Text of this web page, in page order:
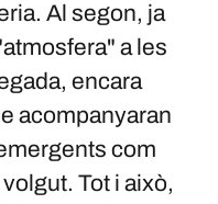
Al segon, ja
a les
encara
acompanyaran
com
Tot i això,